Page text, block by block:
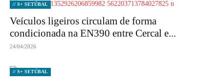
// S+ SETÚBAL
Veículos ligeiros circulam de forma
condicionada na EN390 entre Cercal e...
24/04/2026
// S+ SETÚBAL